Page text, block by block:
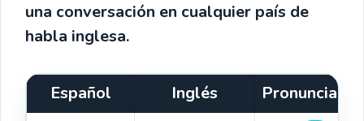
una conversación en cualquier país de
habla inglesa.
Español Inglés